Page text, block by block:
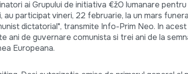
ai Grupului de initiativa €žO lumanare
au participat vineri, 22 februarie, la un mars
dictatorial", transmite Info-Prim Neo. In
ani de guvernare comunista si trei ani de la
Europeana.